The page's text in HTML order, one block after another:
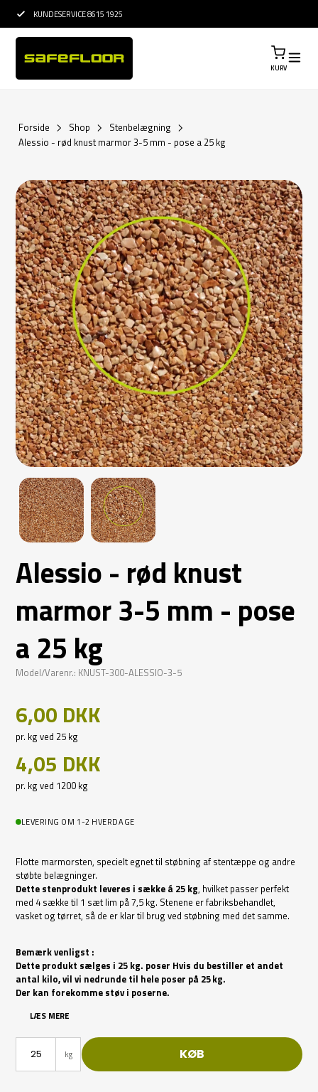
15 ÅRS ERFARING I ETABLERING
KURV
Forside Shop
Stenbelægning
Alessio - rød knust marmor 3-5 mm - pose a 25 kg
Alessio - rød knust
marmor 3-5 mm - pose
a 25 kg
Model/Varenr.: KNUST-300-ALESSIO-3-5
pr. kg ved 25 kg
6,00 DKK
pr. kg ved 1200 kg
4,05 DKK
LEVERING OM 1-2 HVERDAGE
Flotte marmorsten, specielt egnet til støbning af stentæppe og andre
støbte belægninger.
Dette stenprodukt leveres i sække á 25 kg, hvilket passer perfekt
med 4 sække til 1 sæt lim på 7,5 kg. Stenene er fabriksbehandlet,
vasket og tørret, så de er klar til brug ved støbning med det samme.
Bemærk venligst :
Dette produkt sælges i 25 kg. poser Hvis du bestiller et andet
antal kilo, vil vi nedrunde til hele poser på 25 kg.
Der kan forekomme støv i poserne.
LÆS MERE
kg KØB